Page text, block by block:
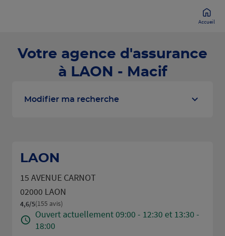
Accueil
Votre agence d'assurance
à LAON - Macif
Modifier ma recherche
LAON
15 AVENUE CARNOT
02000 LAON
4,6/5Note de 4.6 sur 5
(155 avis)
Ouvert actuellement 09:00 - 12:30 et 13:30 -
18:00